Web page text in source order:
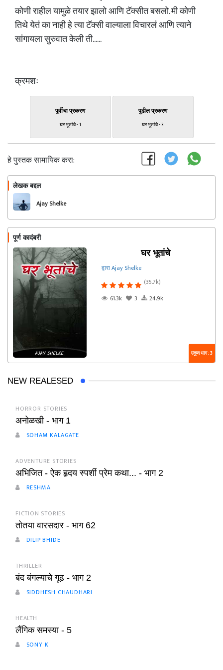
कोणी राहील यामुळे तयार झालो आणि टॅक्सीत बसलो. मी कोणी
तिथे येतं का नाही हे त्या टॅक्सी वाल्याला विचारलं आणि त्याने
सांगायला सुरुवात केली ती......
क्रमशः
पूर्वीचा प्रकरण
घर भूतांचे - 1
पुढील प्रकरण
घर भूतांचे - 3
हे पुस्तक सामायिक करा:
लेखक बद्दल
Ajay Shelke
पूर्ण कादंबरी
घर भूतांचे
द्वारा Ajay Shelke
(35.7k)
61.3k
3 24.9k
एकूण भाग : 3
NEW REALESED
HORROR STORIES
अनोळखी - भाग 1
SOHAM KALAGATE
ADVENTURE STORIES
अभिजित - ऐक हृदय स्पर्शी प्रेम कथा... - भाग 2
RESHMA
FICTION STORIES
तोतया वारसदार - भाग 62
DILIP BHIDE
THRILLER
बंद बंगल्याचे गूढ - भाग 2
SIDDHESH CHAUDHARI
HEALTH
लैंगिक समस्या - 5
SONY K